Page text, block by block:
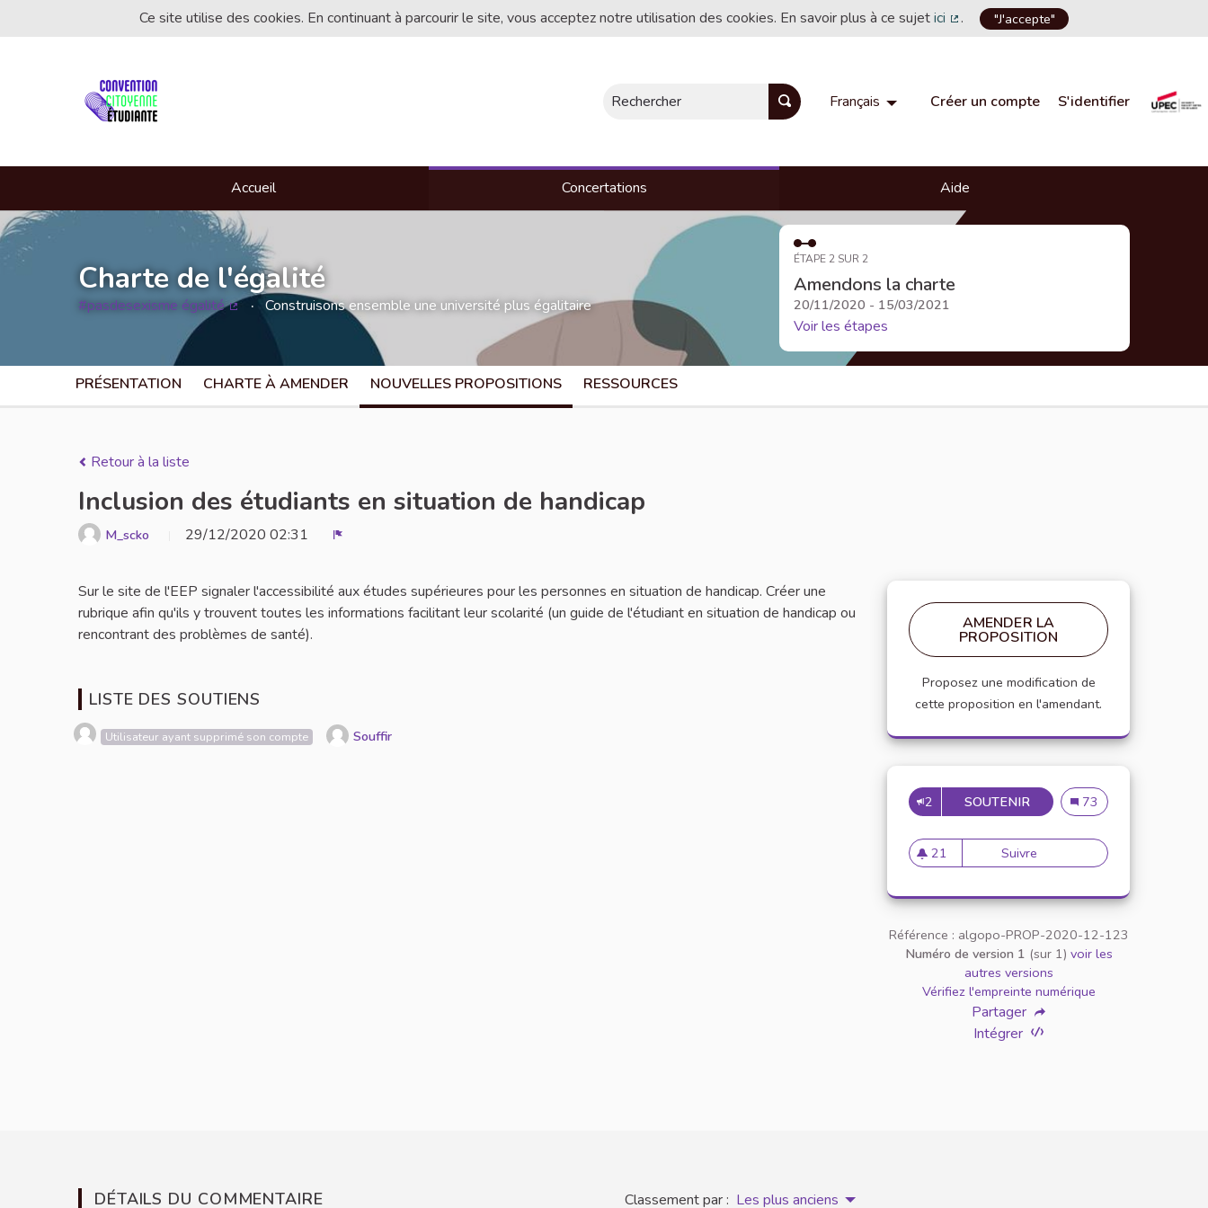
Ce site utilise des cookies. En continuant à parcourir le site, vous acceptez notre utilisation des cookies. En savoir plus à ce sujetici
(Lien externe)
. "J'accepte"
Rechercher Français Choisir la langueChoose language
Créer un compte S'identifier
Accueil Concertations Aide
Charte de l'égalité
#pasdesexisme égalité Construisons ensemble une université plus égalitaire
ÉTAPE 2 SUR 2
Amendons la charte
20/11/2020 - 15/03/2021
Voir les étapes
PRÉSENTATION CHARTE À AMENDER NOUVELLES PROPOSITIONS RESSOURCES
Retour à la liste
Inclusion des étudiants en situation de handicap
M_scko 29/12/2020 02:31
Sur le site de l'EEP signaler l'accessibilité aux études supérieures pour les personnes en situation de handicap. Créer une
rubrique afin qu'ils y trouvent toutes les informations facilitant leur scolarité (un guide de l'étudiant en situation de handicap ou
rencontrant des problèmes de santé).
LISTE DES SOUTIENS
Utilisateur ayant supprimé son compte Souffir
AMENDER LA
PROPOSITION
Proposez une modification de
cette proposition en l'amendant.
2 SOUTENIR INCLUSION DES
Inclusion des
73
21
21 abonnés
Suivre Inclusion des étudiants en
Référence : algopo-PROP-2020-12-123
Numéro de version 1 (sur 1) voir les
autres versions
Vérifiez l'empreinte numérique
Partager
Intégrer
DÉTAILS DU COMMENTAIRE Classement par : Les plus anciens